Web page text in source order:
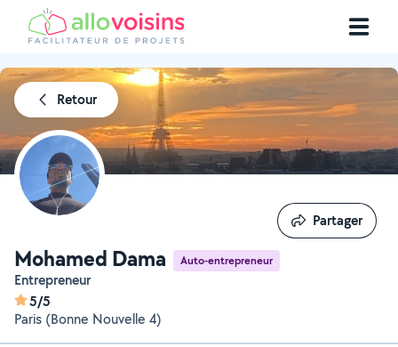
Retour
Mohamed Dama Auto-entrepreneur
Entrepreneur
5/5
Paris (Bonne Nouvelle 4)
Partager
Partager